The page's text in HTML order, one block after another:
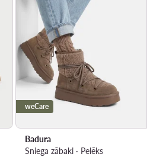
weCare
Badura
Sniega zābaki · Pelēks